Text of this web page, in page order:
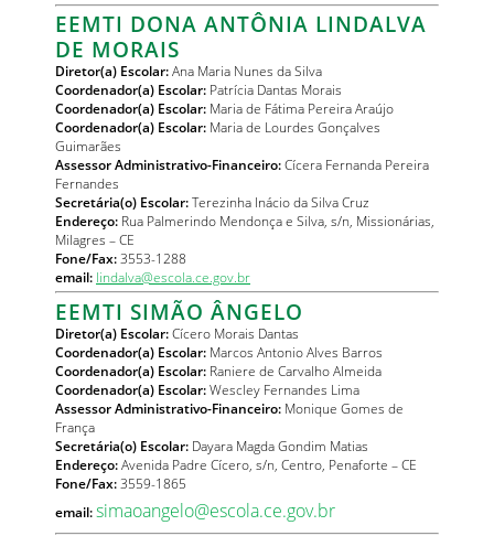
EEMTI DONA ANTÔNIA LINDALVA
DE MORAIS
Diretor(a) Escolar:Ana Maria Nunes da Silva
Coordenador(a) Escolar: Patrícia Dantas Morais
Coordenador(a) Escolar: Maria de Fátima Pereira Araújo
Coordenador(a) Escolar: Maria de Lourdes Gonçalves
Guimarães
Assessor Administrativo-Financeiro:Cícera Fernanda Pereira
Fernandes
Secretária(o) Escolar:Terezinha Inácio da Silva Cruz
Endereço: Rua Palmerindo Mendonça e Silva, s/n, Missionárias,
Milagres – CE
Fone/Fax:3553-1288
email: lindalva@escola.ce.gov.br
EEMTI SIMÃO ÂNGELO
Diretor(a) Escolar:Cícero Morais Dantas
Coordenador(a) Escolar: Marcos Antonio Alves Barros
Coordenador(a) Escolar: Raniere de Carvalho Almeida
Coordenador(a) Escolar:Wescley Fernandes Lima
Assessor Administrativo-Financeiro: Monique Gomes de
França
Secretária(o) Escolar: Dayara Magda Gondim Matias
Endereço:Avenida Padre Cícero, s/n, Centro, Penaforte – CE
Fone/Fax: 3559-1865
email:simaoangelo@escola.ce.gov.br